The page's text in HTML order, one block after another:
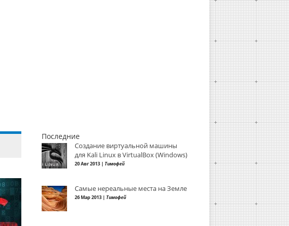
Последние
Создание виртуальной машины
для Kali Linux в VirtualBox (Windows)
20 Авг 2013 | Тимофей
Самые нереальные места на Земле
26 Мар 2013 | Тимофей